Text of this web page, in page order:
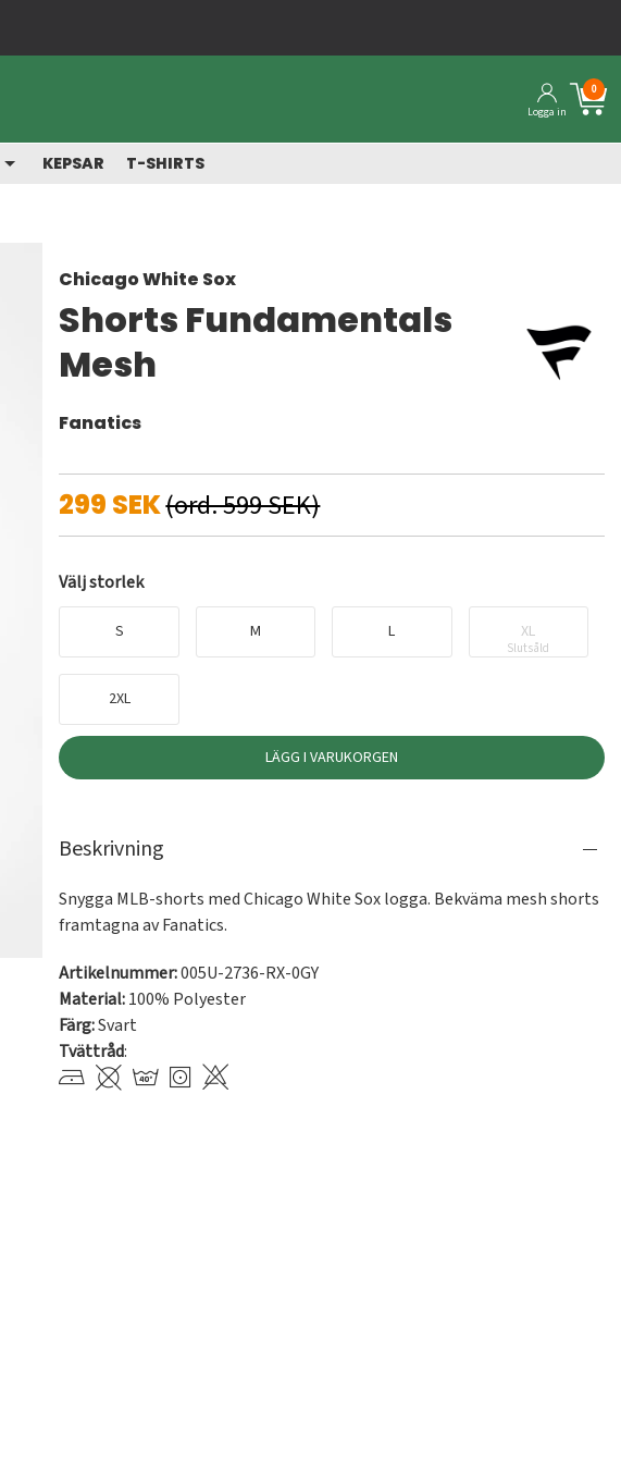
Logga in
0
KEPSAR T-SHIRTS
Chicago White Sox
Shorts Fundamentals
Mesh
Fanatics
299 SEK(ord. 599 SEK)
Välj storlek
S M L XL
Slutsåld
2XL
LÄGG I VARUKORGEN
Beskrivning
Snygga MLB-shorts med Chicago White Sox logga. Bekväma mesh shorts
framtagna av Fanatics.
Artikelnummer:005U-2736-RX-0GY
Material:100% Polyester
Färg:Svart
Tvättråd: